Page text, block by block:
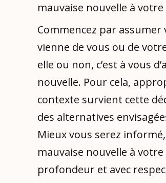
mauvaise nouvelle à
Commencez par
vienne de vous ou de
elle ou non, c’est à vous
nouvelle. Pour cela,
contexte survient cette
des alternatives
Mieux vous serez
mauvaise nouvelle à
profondeur et avec